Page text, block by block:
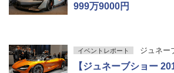
999万9000円
イベントレポート ジュネー
【ジュネーブショー